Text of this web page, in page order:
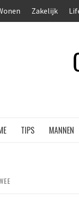
Zakelijk
TIPS MANNEN